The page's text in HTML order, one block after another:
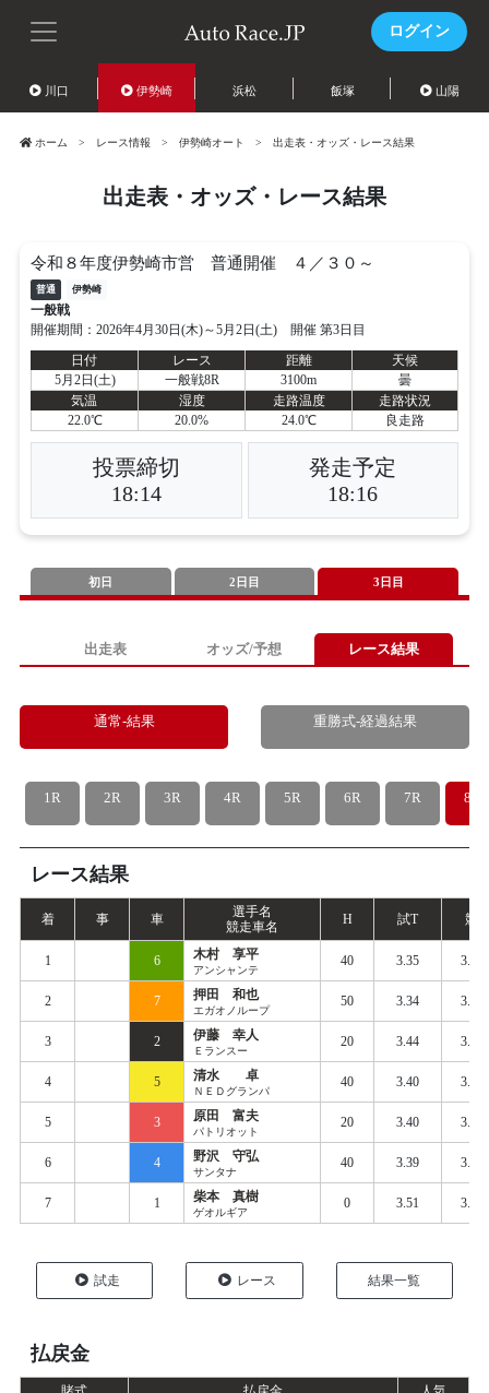
ログイン
川口 伊勢崎 浜松 飯塚 山陽
ホーム レース情報 伊勢崎オート 出走表・オッズ・レース結果
出走表・オッズ・レース結果
令和８年度伊勢崎市営 普通開催 ４／３０～
普通 伊勢崎
一般戦
開催期間：2026年4月30日(木)～5月2日(土) 開催 第3日目
日付
レース 距離
天候
5月2日(土)
一般戦8R 3100m
曇
気温
湿度 走路温度
走路状況
22.0℃
20.0% 24.0℃ 良走路
投票締切
18:14
発走予定
18:16
初日 2日目 3日目
出走表 オッズ/予想 レース結果
通常-結果 重勝式-経過結果
1R 2R 3R 4R 5R 6R 7R 8R
レース結果
着 事 車
選手名
競走車名
H 試T 競
1 6 木村 享平
アンシャンテ
40 3.35 3.433
2 7 押田 和也
エガオノループ
50 3.34 3.429
3 2 伊藤 幸人
Ｅランスー
20 3.44 3.490
4 5 清水 卓
ＮＥＤグランパ
40 3.40 3.471
5 3 原田 富夫
パトリオット
20 3.40 3.494
6 4 野沢 守弘
サンタナ
40 3.39 3.487
7 1 柴本 真樹
ゲオルギア
0 3.51 3.610
試走 レース 結果一覧
払戻金